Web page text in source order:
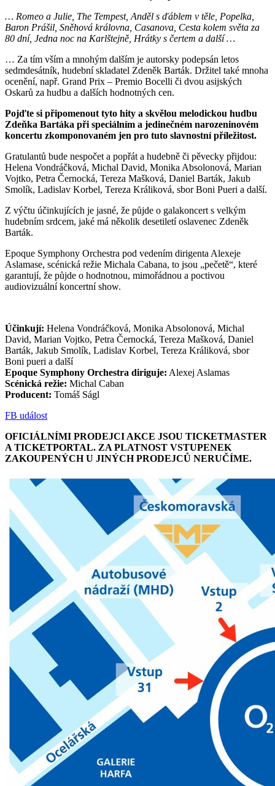
… Romeo a Julie, The Tempest, Anděl s ďáblem v těle, Popelka,
Baron Prášil, Sněhová královna, Casanova, Cesta kolem světa za
80 dní, Jedna noc na Karlštejně, Hrátky s čertem a další …
… Za tím vším a mnohým dalším je autorsky podepsán letos
sedmdesátník, hudební skladatel Zdeněk Barták. Držitel také mnoha
ocenění, např. Grand Prix – Premio Bocelli či dvou asijských
Oskarů za hudbu a dalších hodnotných cen.
Pojďte si připomenout tyto hity a skvělou melodickou hudbu
Zdeňka Bartáka při speciálním a jedinečném narozeninovém
koncertu zkomponovaném jen pro tuto slavnostní příležitost.
Gratulantů bude nespočet a popřát a hudebně či pěvecky přijdou:
Helena Vondráčková, Michal David, Monika Absolonová, Marian
Vojtko, Petra Černocká, Tereza Mašková, Daniel Barták, Jakub
Smolík, Ladislav Korbel, Tereza Králiková, sbor Boni Pueri a další.
Z výčtu účinkujících je jasné, že půjde o galakoncert s velkým
hudebním srdcem, jaké má několik desetiletí oslavenec Zdeněk
Barták.
Epoque Symphony Orchestra pod vedením dirigenta Alexeje
Aslamase, scénická režie Michala Cabana, to jsou „pečetě“, které
garantují, že půjde o hodnotnou, mimořádnou a poctivou
audiovizuální koncertní show.
Účinkují: Helena Vondráčková, Monika Absolonová, Michal
David, Marian Vojtko, Petra Černocká, Tereza Mašková, Daniel
Barták, Jakub Smolík, Ladislav Korbel, Tereza Králiková, sbor
Boni pueri a další
Epoque Symphony Orchestra diriguje: Alexej Aslamas
Scénická režie: Michal Caban
Producent: Tomáš Ságl
FB událost
OFICIÁLNÍMI PRODEJCI AKCE JSOU TICKETMASTER
A TICKETPORTAL. ZA PLATNOST VSTUPENEK
ZAKOUPENÝCH U JINÝCH PRODEJCŮ NERUČÍME.